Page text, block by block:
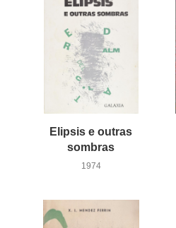
Elipsis e outras
sombras
1974